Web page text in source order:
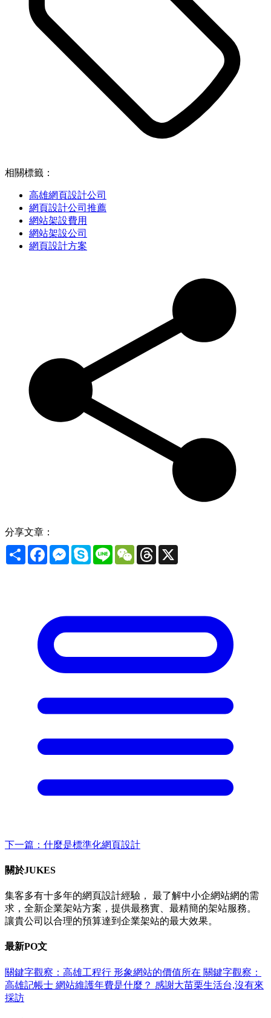
相關標籤：
高雄網頁設計公司
網頁設計公司推薦
網站架設費用
網站架設公司
網頁設計方案
分享文章：
Share FacebookMessenger
Skype Line WeChatThreads
下一篇：什麼是標準化網頁設計
關於JUKES
集客多有十多年的網頁設計經驗， 最了解中小企網站網的需
求，全新企業架站方案，提供最務實、最精簡的架站服務。
讓貴公司以合理的預算達到企業架站的最大效果。
最新PO文
關鍵字觀察：高雄工程行 形象網站的價值所在 關鍵字觀察：
高雄記帳士 網站維護年費是什麼？ 感謝大苗栗生活台,沒有來
採訪